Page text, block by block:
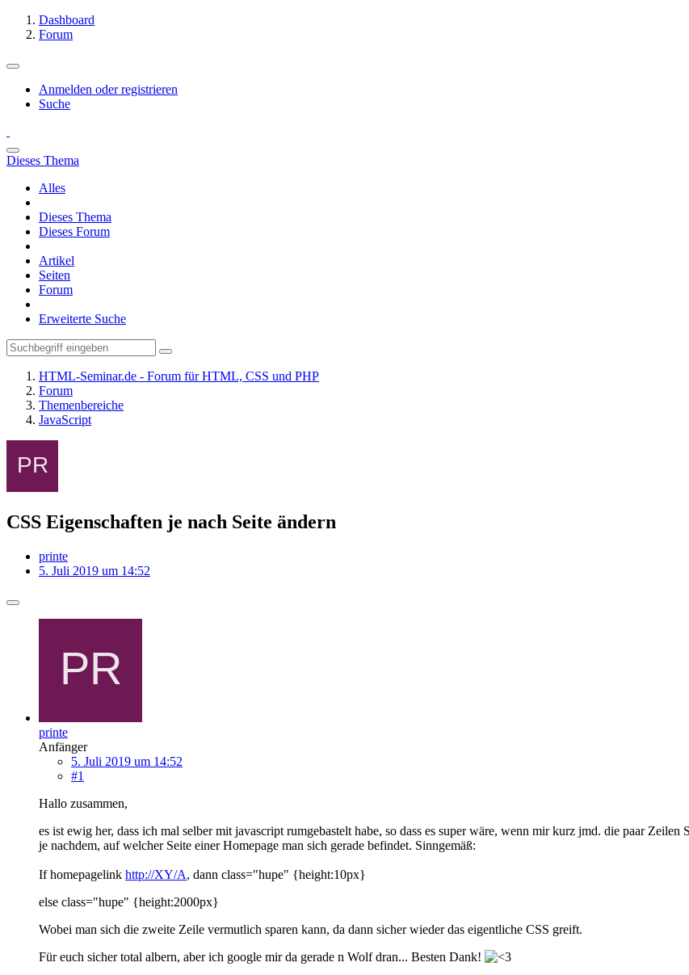
Dashboard
Forum
Anmelden oder registrieren
Suche
Dieses Thema
Alles
Dieses Thema
Dieses Forum
Artikel
Seiten
Forum
Erweiterte Suche
HTML-Seminar.de - Forum für HTML, CSS und PHP
Forum
Themenbereiche
JavaScript
CSS Eigenschaften je nach Seite ändern
printe
5. Juli 2019 um 14:52
printe
Anfänger
5. Juli 2019 um 14:52
#1
Hallo zusammen,
es ist ewig her, dass ich mal selber mit javascript rumgebastelt habe, so dass es super wäre, wenn mir kurz jmd. die paar
je nachdem, auf welcher Seite einer Homepage man sich gerade befindet. Sinngemäß:
If homepagelink http://XY/A, dann class="hupe" {height:10px}
else class="hupe" {height:2000px}
Wobei man sich die zweite Zeile vermutlich sparen kann, da dann sicher wieder das eigentliche CSS greift.
Für euch sicher total albern, aber ich google mir da gerade n Wolf dran... Besten Dank!